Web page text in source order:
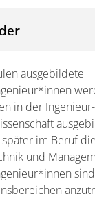
ausgebildete
in der
im Beruf
und